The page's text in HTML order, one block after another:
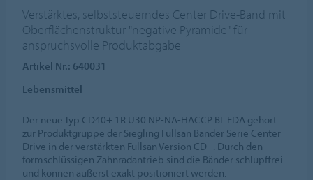
Verstärktes, selbststeuerndes Center Drive-Band mit
Oberflächenstruktur "negative Pyramide" für
anspruchsvolle Produktabgabe
Artikel Nr.: 640031
Lebensmittel
Der neue Typ CD40+ 1R U30 NP-NA-HACCP BL FDA gehört
zur Produktgruppe der Siegling Fullsan Bänder Serie Center
Drive in der verstärkten Fullsan Version CD+. Durch den
formschlüssigen Zahnradantrieb sind die Bänder schlupffrei
und können äußerst exakt positioniert werden.